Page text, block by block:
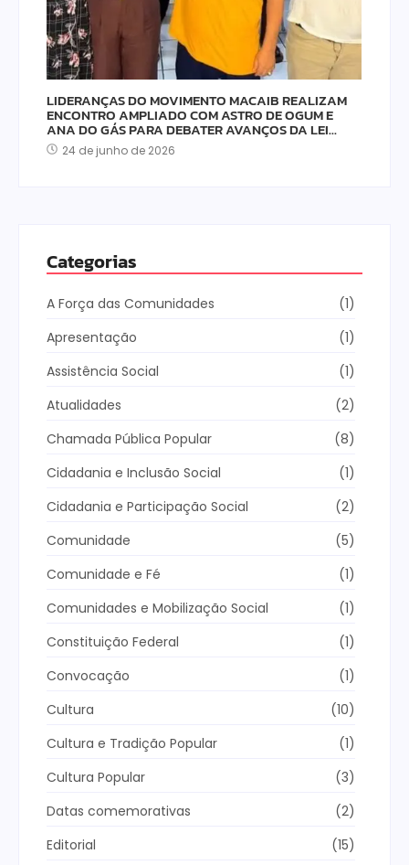
LIDERANÇAS DO MOVIMENTO MACAIB REALIZAM
ENCONTRO AMPLIADO COM ASTRO DE OGUM E
ANA DO GÁS PARA DEBATER AVANÇOS DA LEI…
24 de junho de 2026
Categorias
A Força das Comunidades
(1)
Apresentação
(1)
Assistência Social
(1)
Atualidades
(2)
Chamada Pública Popular
(8)
Cidadania e Inclusão Social
(1)
Cidadania e Participação Social
(2)
Comunidade
(5)
Comunidade e Fé
(1)
Comunidades e Mobilização Social
(1)
Constituição Federal
(1)
Convocação
(1)
Cultura
(10)
Cultura e Tradição Popular
(1)
Cultura Popular
(3)
Datas comemorativas
(2)
Editorial
(15)